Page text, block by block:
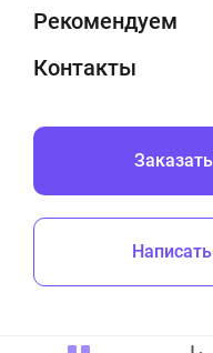
Рекомендуем
Контакты